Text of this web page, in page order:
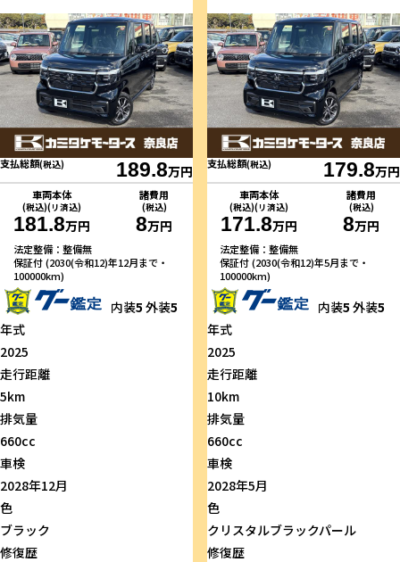
支払総額(税込) 189.8万円
車両本体
(税込)(リ済込)
181.8万円
諸費用
(税込)
8万円
法定整備：整備無
保証付 (2030(令和12)年12月まで・
100000km)
内装5 外装5
年式
2025
走行距離
5km
排気量
660cc
車検
2028年12月
色
ブラック
修復歴
支払総額(税込) 179.8万円
車両本体
(税込)(リ済込)
171.8万円
諸費用
(税込)
8万円
法定整備：整備無
保証付 (2030(令和12)年5月まで・
100000km)
内装5 外装5
年式
2025
走行距離
10km
排気量
660cc
車検
2028年5月
色
クリスタルブラックパール
修復歴